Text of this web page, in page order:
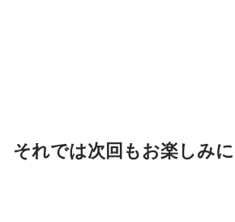
それでは次回もお楽しみ